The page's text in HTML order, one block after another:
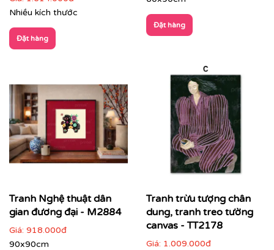
Showroom, gallery, không gian trưng bày: tạo
chiều sâu và nhịp điệu không gian
Nhiều kích thước
Đặt hàng
Đặt hàng
Tranh Nghệ thuật dân
gian đương đại - M2884
Giá: 918.000đ
90x90cm
Tranh trừu tượng chân
dung, tranh treo tường
canvas - TT2178
Giá: 1.009.000đ